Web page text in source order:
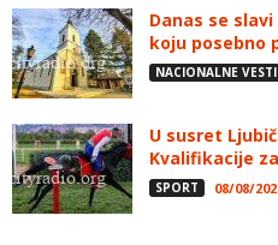
Danas se
koju posebno
NACIONALNE VESTI
U susret
Kvalifikacije
SPORT 08/08/